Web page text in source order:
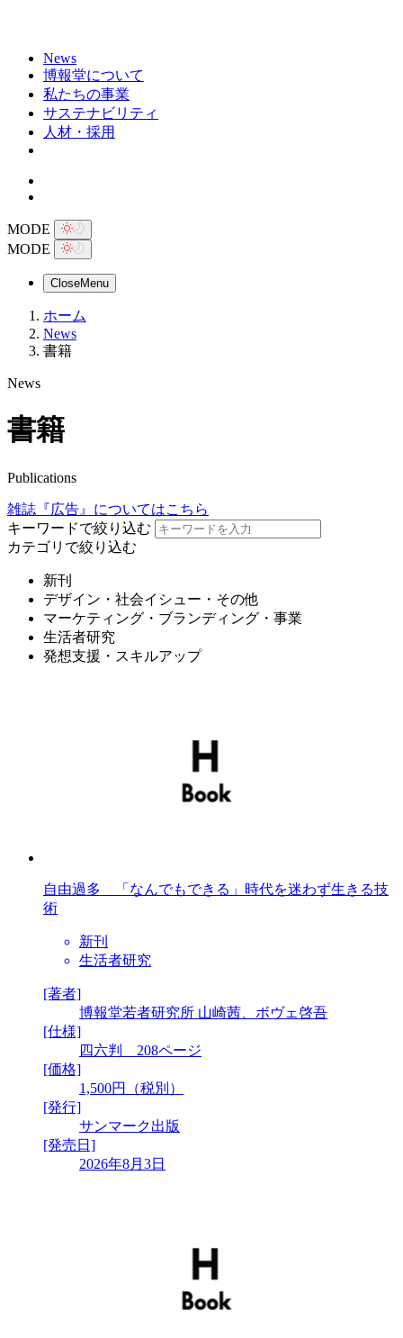
News
博報堂について
私たちの事業
サステナビリティ
人材・採用
MODE
MODE
CloseMenu
ホーム
News
書籍
News
書籍
Publications
雑誌『広告』についてはこちら
キーワードで絞り込む
カテゴリで絞り込む
新刊
デザイン・社会イシュー・その他
マーケティング・ブランディング・事業
生活者研究
発想支援・スキルアップ
自由過多 「なんでもできる」時代を迷わず生きる技
術
新刊
生活者研究
[著者]
博報堂若者研究所 山崎茜、ボヴェ啓吾
[仕様]
四六判 208ページ
[価格]
1,500円（税別）
[発行]
サンマーク出版
[発売日]
2026年8月3日